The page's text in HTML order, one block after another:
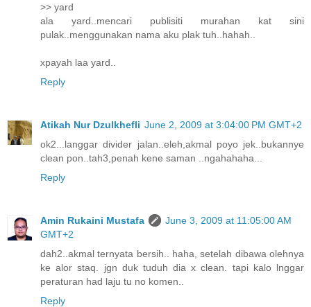
>> yard
ala yard..mencari publisiti murahan kat sini
pulak..menggunakan nama aku plak tuh..hahah..
xpayah laa yard..
Reply
Atikah Nur Dzulkhefli June 2, 2009 at 3:04:00 PM GMT+2
ok2...langgar divider jalan..eleh,akmal poyo jek..bukannye
clean pon..tah3,penah kene saman ..ngahahaha...
Reply
Amin Rukaini Mustafa
June 3, 2009 at 11:05:00 AM
GMT+2
dah2..akmal ternyata bersih.. haha, setelah dibawa olehnya
ke alor staq. jgn duk tuduh dia x clean. tapi kalo lnggar
peraturan had laju tu no komen..
Reply